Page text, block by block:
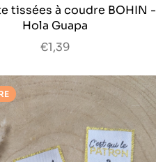
tissées à coudre BOHIN -
Hola Guapa
€1,39